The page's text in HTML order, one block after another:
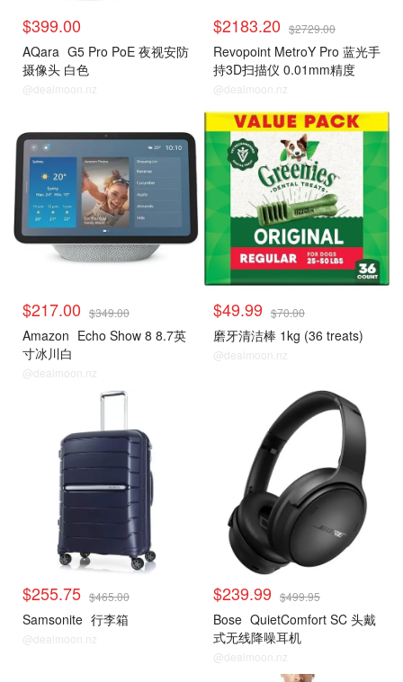
$399.00
AQara G5 Pro PoE 夜视安防
摄像头 白色
@dealmoon.nz
$2183.20 $2729.00
Revopoint MetroY Pro 蓝光手
持3D扫描仪 0.01mm精度
@dealmoon.nz
$217.00 $349.00
Amazon Echo Show 8 8.7英
寸冰川白
@dealmoon.nz
$49.99 $70.00
磨牙清洁棒 1kg (36 treats)
@dealmoon.nz
$255.75 $465.00
Samsonite 行李箱
@dealmoon.nz
$239.99 $499.95
Bose QuietComfort SC 头戴
式无线降噪耳机
@dealmoon.nz